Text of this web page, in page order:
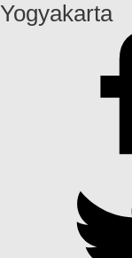
Yogyakarta